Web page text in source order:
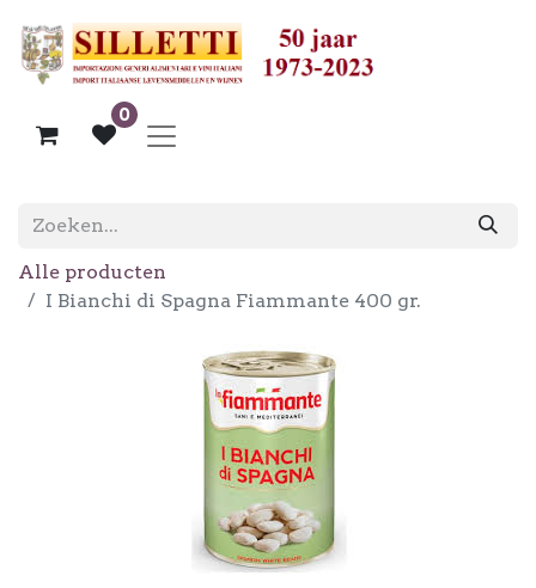
0
Alle producten
I Bianchi di Spagna Fiammante 400 gr.